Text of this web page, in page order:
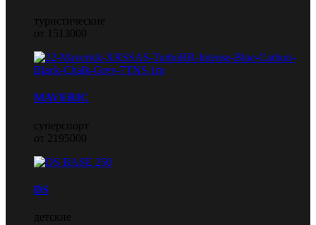
туристические
от 1513000
MAVERIC
суперспорт
от 2195000
DS
детские